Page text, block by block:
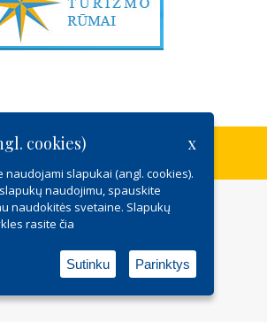
asociacija /
cookies) x
naudojami slapukai (angl. cookies).
naudojimu, spauskite
naudokitės svetaine. Slapukų
rasite čia
Sutinku Parinktys